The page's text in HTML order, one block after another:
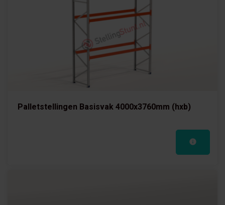
Palletstellingen Basisvak 4000x3760mm (hxb)